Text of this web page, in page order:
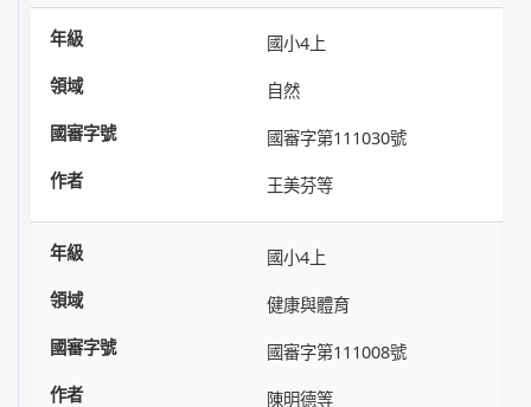
國小4上
自然
國審字第111030號
王美芬等
國小4上
健康與體育
國審字第111008號
陳明德等